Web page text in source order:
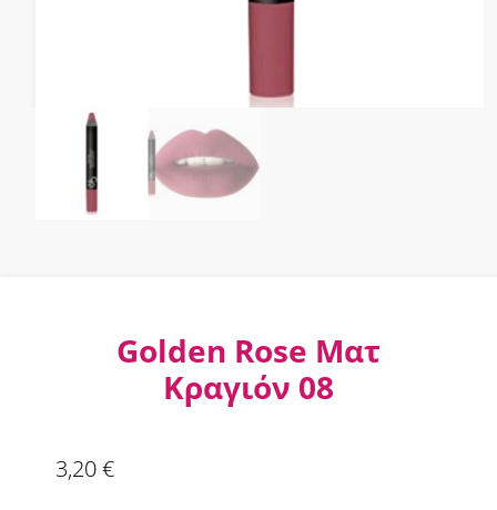
Golden Rose Ματ
Κραγιόν 08
3,20€